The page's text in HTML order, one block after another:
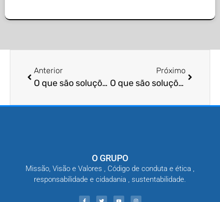
Anterior
O que são soluções de controle de pragas?
Próximo
O que são soluções de descupinização?
O GRUPO
Missão, Visão e Valores , Código de conduta e ética ,
responsabilidade e cidadania , sustentabilidade.